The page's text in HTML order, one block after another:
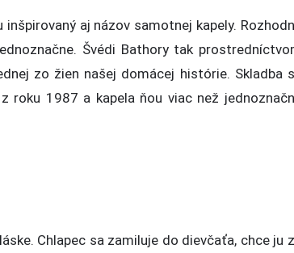
aj názov samotnej kapely.
Švédi Bathory tak
zo žien našej domácej histórie. Skladba
z roku 1987 a kapela ňou viac než
Chlapec sa zamiluje do dievčaťa, chce ju